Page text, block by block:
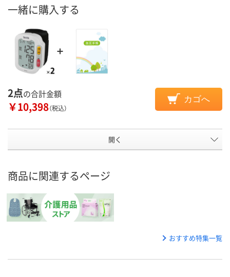
一緒に購入する
2点の合計金額
￥10,398（税込）
カゴへ
開く
商品に関連するページ
おすすめ特集一覧